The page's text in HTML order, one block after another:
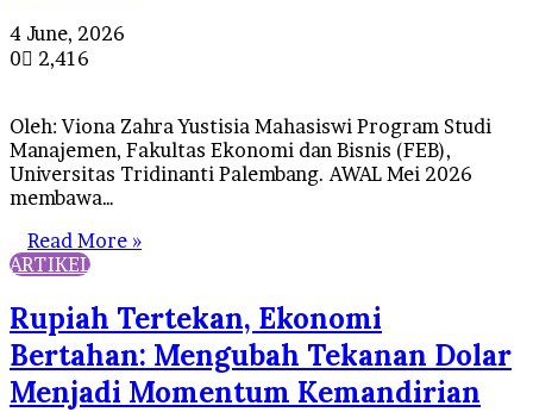
4 June, 2026
0
2,416
Oleh: Viona Zahra Yustisia Mahasiswi Program Studi
Manajemen, Fakultas Ekonomi dan Bisnis (FEB),
Universitas Tridinanti Palembang. AWAL Mei 2026
membawa…
Read More »
ARTIKEL
Rupiah Tertekan, Ekonomi
Bertahan: Mengubah Tekanan Dolar
Menjadi Momentum Kemandirian